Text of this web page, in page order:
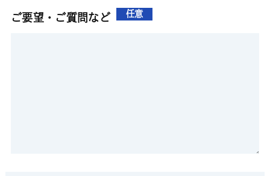
ご要望・ご質問など 任意